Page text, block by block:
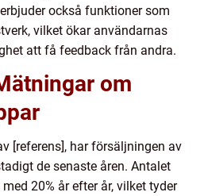
också funktioner som
vilket ökar användarnas
att få feedback från andra.
om
[referens], har försäljningen av
de senaste åren. Antalet
20% år efter år, vilket tyder